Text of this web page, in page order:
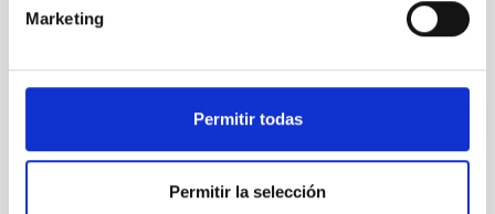
Marketing
Permitir todas
Permitir la selección
estamos buscando gente
con talento.